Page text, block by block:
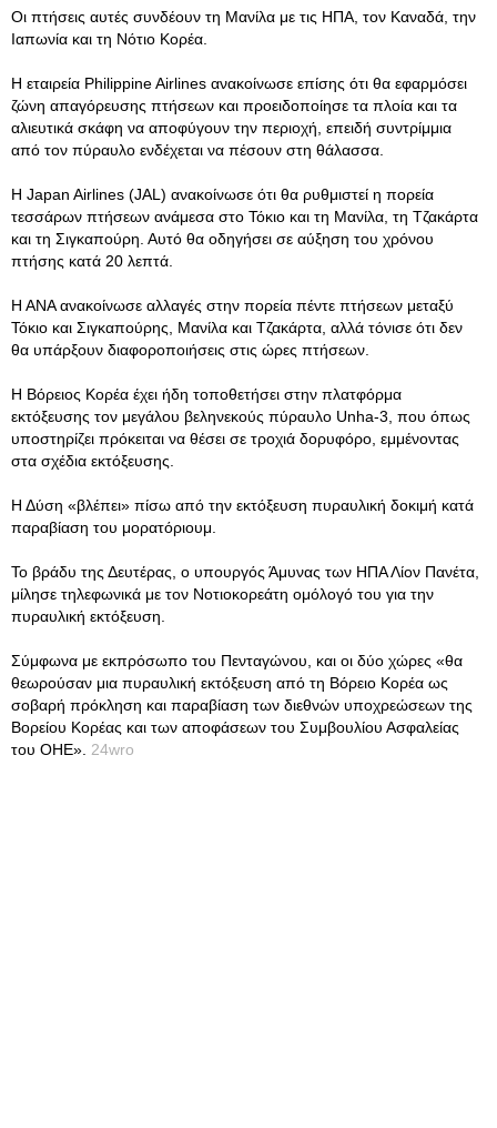
Οι πτήσεις αυτές συνδέουν τη Μανίλα με τις ΗΠΑ, τον Καναδά, την
Ιαπωνία και τη Νότιο Κορέα.
Η εταιρεία Philippine Airlines ανακοίνωσε επίσης ότι θα εφαρμόσει
ζώνη απαγόρευσης πτήσεων και προειδοποίησε τα πλοία και τα
αλιευτικά σκάφη να αποφύγουν την περιοχή, επειδή συντρίμμια
από τον πύραυλο ενδέχεται να πέσουν στη θάλασσα.
Η Japan Airlines (JAL) ανακοίνωσε ότι θα ρυθμιστεί η πορεία
τεσσάρων πτήσεων ανάμεσα στο Τόκιο και τη Μανίλα, τη Τζακάρτα
και τη Σιγκαπούρη. Αυτό θα οδηγήσει σε αύξηση του χρόνου
πτήσης κατά 20 λεπτά.
Η ΑΝΑ ανακοίνωσε αλλαγές στην πορεία πέντε πτήσεων μεταξύ
Τόκιο και Σιγκαπούρης, Μανίλα και Τζακάρτα, αλλά τόνισε ότι δεν
θα υπάρξουν διαφοροποιήσεις στις ώρες πτήσεων.
Η Βόρειος Κορέα έχει ήδη τοποθετήσει στην πλατφόρμα
εκτόξευσης τον μεγάλου βεληνεκούς πύραυλο Unha-3, που όπως
υποστηρίζει πρόκειται να θέσει σε τροχιά δορυφόρο, εμμένοντας
στα σχέδια εκτόξευσης.
Η Δύση «βλέπει» πίσω από την εκτόξευση πυραυλική δοκιμή κατά
παραβίαση του μορατόριουμ.
Το βράδυ της Δευτέρας, ο υπουργός Άμυνας των ΗΠΑ Λίον Πανέτα,
μίλησε τηλεφωνικά με τον Νοτιοκορεάτη ομόλογό του για την
πυραυλική εκτόξευση.
Σύμφωνα με εκπρόσωπο του Πενταγώνου, και οι δύο χώρες «θα
θεωρούσαν μια πυραυλική εκτόξευση από τη Βόρειο Κορέα ως
σοβαρή πρόκληση και παραβίαση των διεθνών υποχρεώσεων της
Βορείου Κορέας και των αποφάσεων του Συμβουλίου Ασφαλείας
του ΟΗΕ». 24wro